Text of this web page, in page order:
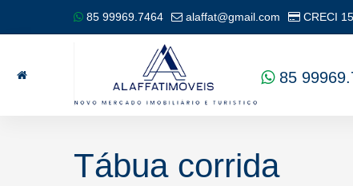
85 99969.7464 alaffat@gmail.com CRECI
85
Tábua corrida